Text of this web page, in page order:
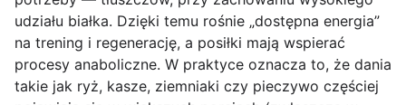
udziału białka. Dzięki temu rośnie „dostępna energia”
na trening i regenerację, a posiłki mają wspierać
procesy anaboliczne. W praktyce oznacza to, że dania
takie jak ryż, kasze, ziemniaki czy pieczywo częściej